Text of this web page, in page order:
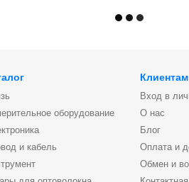
оборудование
и кабель
Клиентам
Вход в
О нас
Блог
Оплата и
Обмен и